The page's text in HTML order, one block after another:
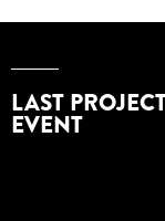
LAST
EVENT